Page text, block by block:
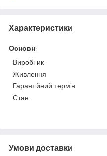
Характеристики
Основні
Виробник
Живлення
Гарантійний термін
Стан
Умови доставки